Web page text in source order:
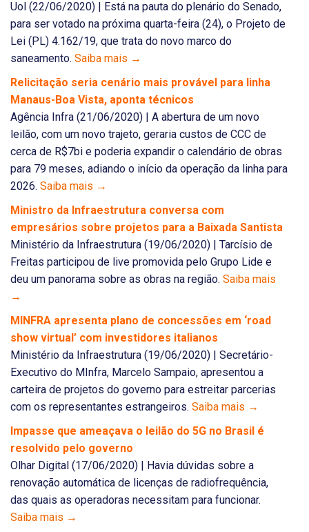
Uol (22/06/2020) | Está na pauta do plenário do Senado,
para ser votado na próxima quarta-feira (24), o Projeto de
Lei (PL) 4.162/19, que trata do novo marco do
saneamento. Saiba mais →
Relicitação seria cenário mais provável para linha
Manaus-Boa Vista, aponta técnicos
Agência Infra (21/06/2020) | A abertura de um novo
leilão, com um novo trajeto, geraria custos de CCC de
cerca de R$7bi e poderia expandir o calendário de obras
para 79 meses, adiando o início da operação da linha para
2026. Saiba mais →
Ministro da Infraestrutura conversa com
empresários sobre projetos para a Baixada Santista
Ministério da Infraestrutura (19/06/2020) | Tarcísio de
Freitas participou de live promovida pelo Grupo Lide e
deu um panorama sobre as obras na região. Saiba mais
→
MINFRA apresenta plano de concessões em ‘road
show virtual’ com investidores italianos
Ministério da Infraestrutura (19/06/2020) | Secretário-
Executivo do MInfra, Marcelo Sampaio, apresentou a
carteira de projetos do governo para estreitar parcerias
com os representantes estrangeiros. Saiba mais →
Impasse que ameaçava o leilão do 5G no Brasil é
resolvido pelo governo
Olhar Digital (17/06/2020) | Havia dúvidas sobre a
renovação automática de licenças de radiofrequência,
das quais as operadoras necessitam para funcionar.
Saiba mais →